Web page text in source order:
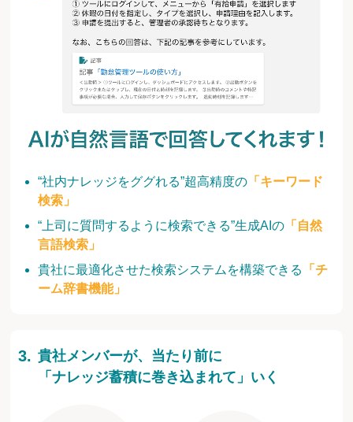
“社内ナレッジをググれる”超高精度の 「キーワード
検索」
“上司に質問するように検索できる”生成AIの 「自然
言語検索」
貴社に最適化させた検索システムを構築できる
「チ
ーム辞書機能」
貴社メンバーが、当たり前に
「ナレッジ蓄積に巻き込まれて」いく